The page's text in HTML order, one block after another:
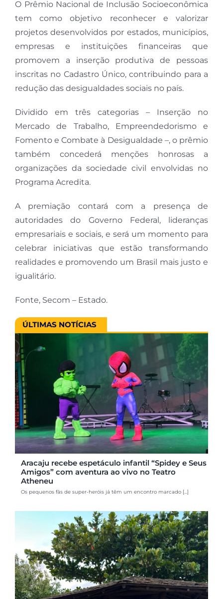
O Prêmio Nacional de Inclusão Socioeconômica
tem como objetivo reconhecer e valorizar
projetos desenvolvidos por estados, municípios,
empresas e instituições financeiras que
promovem a inserção produtiva de pessoas
inscritas no Cadastro Único, contribuindo para a
redução das desigualdades sociais no país.
Dividido em três categorias – Inserção no
Mercado de Trabalho, Empreendedorismo e
Fomento e Combate à Desigualdade –, o prêmio
também concederá menções honrosas a
organizações da sociedade civil envolvidas no
Programa Acredita.
A premiação contará com a presença de
autoridades do Governo Federal, lideranças
empresariais e sociais, e será um momento para
celebrar iniciativas que estão transformando
realidades e promovendo um Brasil mais justo e
igualitário.
Fonte, Secom – Estado.
ÚLTIMAS NOTÍCIAS
Aracaju recebe espetáculo infantil “Spidey e Seus
Amigos” com aventura ao vivo no Teatro
Atheneu
Os pequenos fãs de super-heróis já têm um encontro marcado [...]